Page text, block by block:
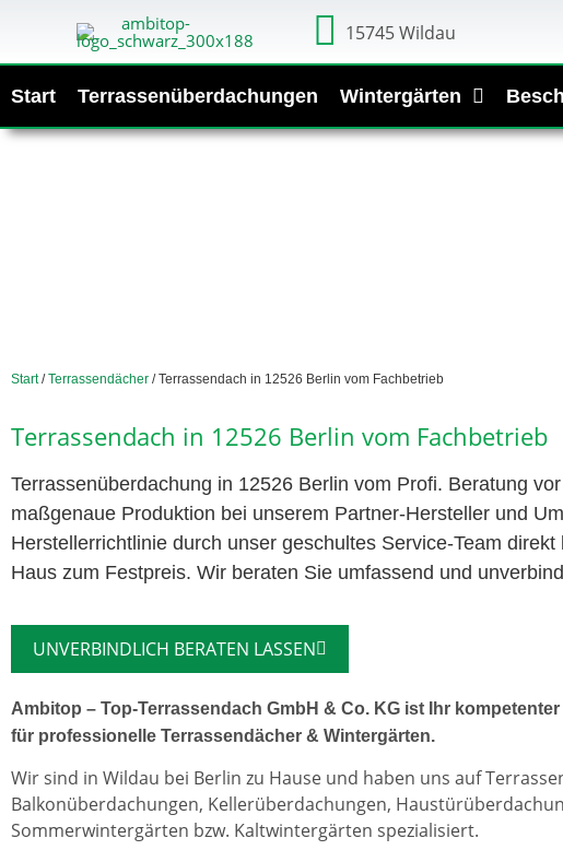
15745 Wildau
Start Terrassenüberdachungen Wintergärten
Start/Terrassendächer / Terrassendach in 12526 Berlin vom Fachbetrieb
Terrassendach in 12526 Berlin vom Fachbetrieb
Terrassenüberdachung in 12526 Berlin vom Profi. Beratung
maßgenaue Produktion bei unserem Partner-Hersteller und
Herstellerrichtlinie durch unser geschultes Service-Team direkt
Haus zum Festpreis. Wir beraten Sie umfassend und
UNVERBINDLICH BERATEN LASSEN
Ambitop – Top-Terrassendach GmbH & Co. KG ist Ihr
für professionelle Terrassendächer & Wintergärten.
Wir sind in Wildau bei Berlin zu Hause und haben uns auf
Balkonüberdachungen, Kellerüberdachungen,
Sommerwintergärten bzw. Kaltwintergärten spezialisiert.